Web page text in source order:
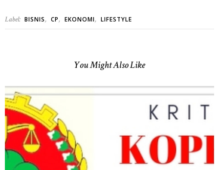
Label: BISNIS, CP, EKONOMI, LIFESTYLE
You Might Also Like